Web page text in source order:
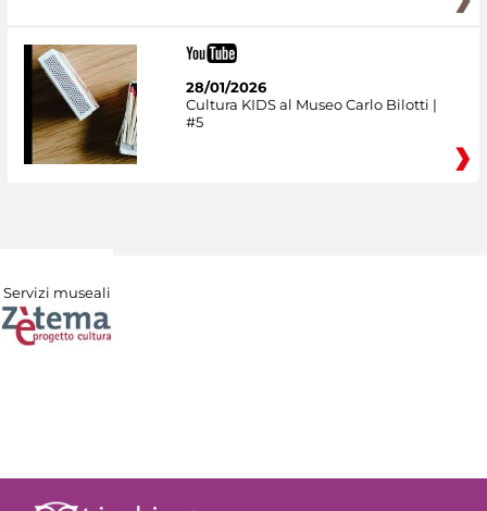
28/01/2026
Cultura KIDS al Museo Carlo Bilotti |
#5
Servizi museali